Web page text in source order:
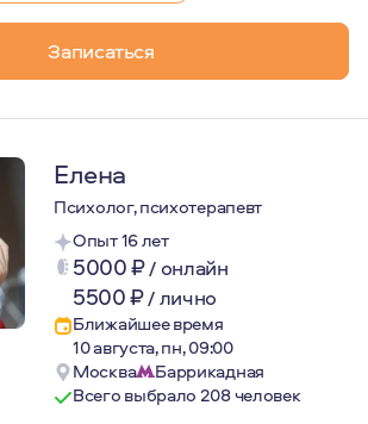
Записаться
Елена
Психолог, психотерапевт
Опыт 16 лет
5000₽/ онлайн
5500₽/лично
Ближайшее время
10 августа, пн, 09:00
Москва
Баррикадная
Всего выбрало 208 человек